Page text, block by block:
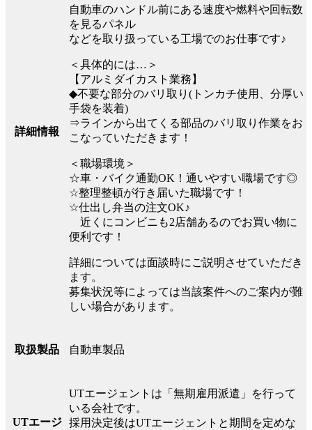
詳細情報
自動車のハンドル前にある速度や燃料や回転数
を見るパネル
などを取り扱っている工場でのお仕事です♪
＜具体的には…＞
【アルミダイカスト業務】
◆不要な部分のバリ取り(トンカチ使用、分厚い
手袋を装着)
⇒ラインから出てくる部品のバリ取り作業をお
こなっていただきます！
＜職場環境＞
☆車・バイク通勤OK！通いやすい職場です◎
☆整理整頓が行き届いた職場です！
☆仕出し弁当の注文OK♪
近くにコンビニも2店舗あるのでお買い物に
便利です！
詳細については面談時にご説明させていただき
ます。
募集状況等によっては当該案件へのご案内が難
しい場合があります。
取扱製品 自動車製品
UTエージ
UTエージェントは「無期雇用派遣」を行って
いる会社です。
採用決定後はUTエージェントと期間を定めな